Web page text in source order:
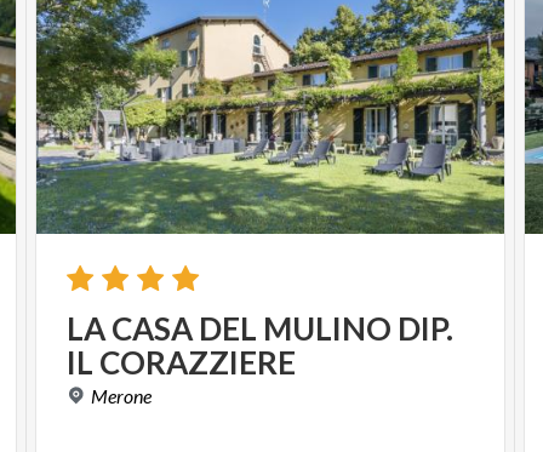
LACASA DEL MULINO DIP.
IL CORAZZIERE
Merone